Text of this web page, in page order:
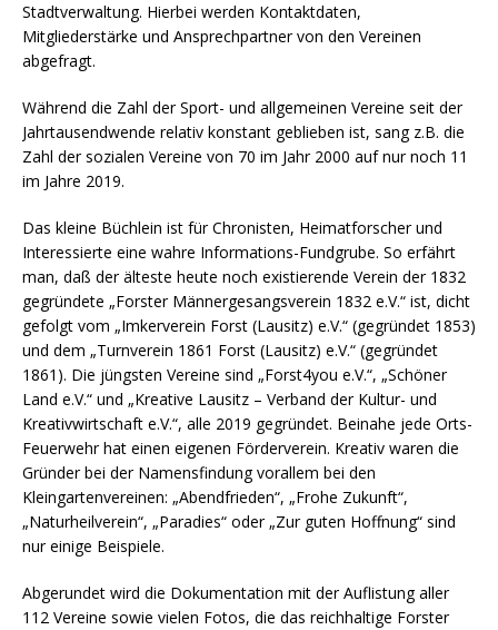
Stadtverwaltung. Hierbei werden Kontaktdaten,
Mitgliederstärke und Ansprechpartner von den Vereinen
abgefragt.
Während die Zahl der Sport- und allgemeinen Vereine seit der
Jahrtausendwende relativ konstant geblieben ist, sang z.B. die
Zahl der sozialen Vereine von 70 im Jahr 2000 auf nur noch 11
im Jahre 2019.
Das kleine Büchlein ist für Chronisten, Heimatforscher und
Interessierte eine wahre Informations-Fundgrube. So erfährt
man, daß der älteste heute noch existierende Verein der 1832
gegründete „Forster Männergesangsverein 1832 e.V.“ ist, dicht
gefolgt vom „Imkerverein Forst (Lausitz) e.V.“ (gegründet 1853)
und dem „Turnverein 1861 Forst (Lausitz) e.V.“ (gegründet
1861). Die jüngsten Vereine sind „Forst4you e.V.“, „Schöner
Land e.V.“ und „Kreative Lausitz – Verband der Kultur- und
Kreativwirtschaft e.V.“, alle 2019 gegründet. Beinahe jede Orts-
Feuerwehr hat einen eigenen Förderverein. Kreativ waren die
Gründer bei der Namensfindung vorallem bei den
Kleingartenvereinen: „Abendfrieden“, „Frohe Zukunft“,
„Naturheilverein“, „Paradies“ oder „Zur guten Hoffnung“ sind
nur einige Beispiele.
Abgerundet wird die Dokumentation mit der Auflistung aller
112 Vereine sowie vielen Fotos, die das reichhaltige Forster